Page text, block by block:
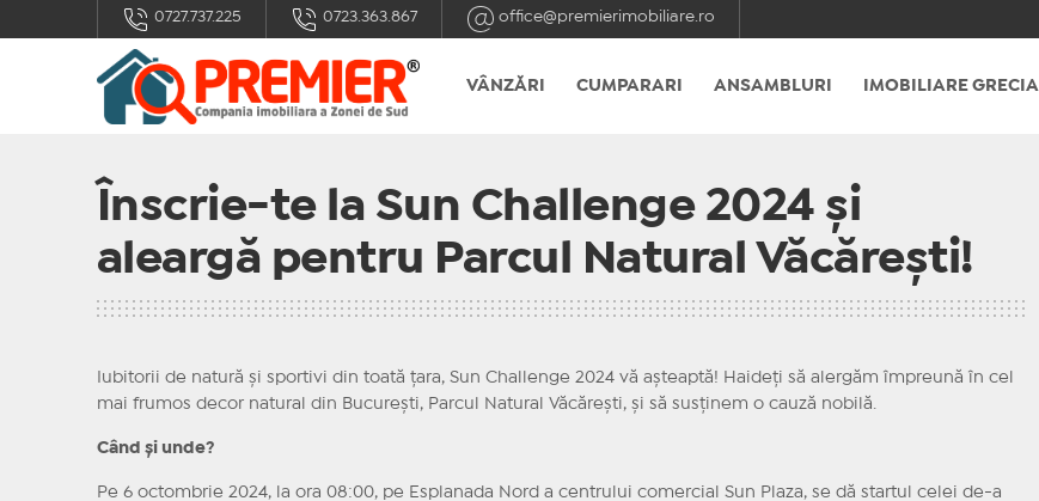
0727.737.225 0723.363.867 office@premierimobiliare.ro
VÂNZĂRI CUMPARARI ANSAMBLURI IMOBILIARE GRECIA
Înscrie-te la Sun Challenge 2024 și
aleargă pentru Parcul Natural Văcărești!
Iubitorii de natură și sportivi din toată țara, Sun Challenge 2024 vă așteaptă! Haideți să alergăm împreună în cel
mai frumos decor natural din București, Parcul Natural Văcărești, și să susținem o cauză nobilă.
Când și unde?
Pe 6 octombrie 2024, la ora 08:00, pe Esplanada Nord a centrului comercial Sun Plaza, se dă startul celei de-a